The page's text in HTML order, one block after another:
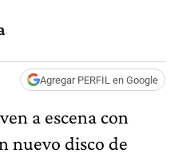
Agregar PERFIL en Google
a escena con
nuevo disco de